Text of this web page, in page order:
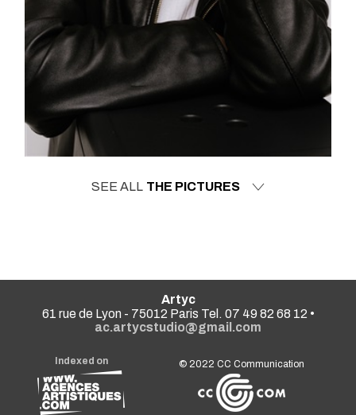
SEE ALL THE PICTURES
Artyc
61 rue de Lyon - 75012 Paris Tel. 07 49 82 68 12 •
ac.artycstudio@gmail.com
Indexed on © 2022CC Communication